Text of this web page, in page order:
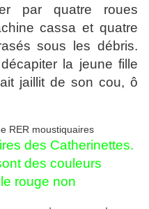
par quatre roues
cassa et quatre
sous les débris.
la jeune fille
jaillit de son cou, ô
des Catherinettes.
des couleurs
rouge non